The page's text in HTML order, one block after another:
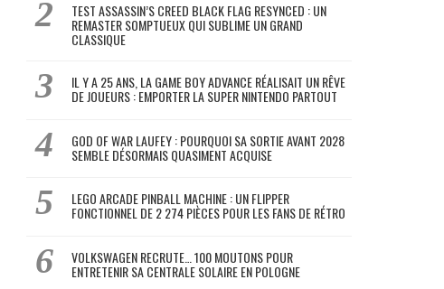
TEST ASSASSIN’S CREED BLACK FLAG RESYNCED : UN
REMASTER SOMPTUEUX QUI SUBLIME UN GRAND
CLASSIQUE
IL Y A 25 ANS, LA GAME BOY ADVANCE RÉALISAIT UN RÊVE
DE JOUEURS : EMPORTER LA SUPER NINTENDO PARTOUT
GOD OF WAR LAUFEY : POURQUOI SA SORTIE AVANT 2028
SEMBLE DÉSORMAIS QUASIMENT ACQUISE
LEGO ARCADE PINBALL MACHINE : UN FLIPPER
FONCTIONNEL DE 2 274 PIÈCES POUR LES FANS DE RÉTRO
VOLKSWAGEN RECRUTE… 100 MOUTONS POUR
ENTRETENIR SA CENTRALE SOLAIRE EN POLOGNE